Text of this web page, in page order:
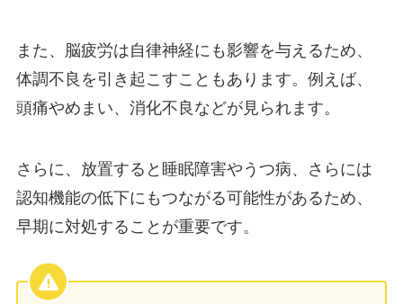
また、脳疲労は自律神経にも影響を与えるため、
体調不良を引き起こすこともあります。例えば、
頭痛やめまい、消化不良などが見られます。
さらに、放置すると睡眠障害やうつ病、さらには
認知機能の低下にもつながる可能性があるため、
早期に対処することが重要です。